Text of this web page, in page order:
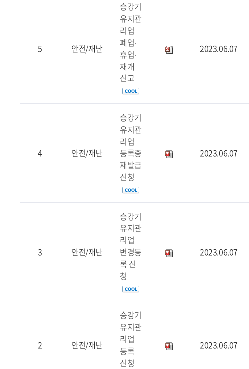
5 안전/재난
승강기
유지관
리업
폐업·
휴업·
재개
신고
2023.06.07
4 안전/재난
승강기
유지관
리업
등록증
재발급
신청
2023.06.07
3 안전/재난
승강기
유지관
리업
변경등
록 신
청
2023.06.07
2 안전/재난
승강기
유지관
리업
등록
신청
2023.06.07